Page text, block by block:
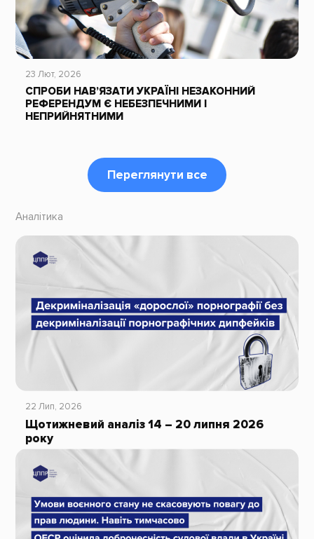
23 Лют, 2026
СПРОБИ НАВ’ЯЗАТИ УКРАЇНІ НЕЗАКОННИЙ
РЕФЕРЕНДУМ Є НЕБЕЗПЕЧНИМИ І
НЕПРИЙНЯТНИМИ
Переглянути все
Аналітика
22 Лип, 2026
Щотижневий аналіз 14 – 20 липня 2026
року